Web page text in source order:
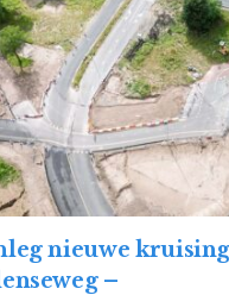
nieuwe kruising
–